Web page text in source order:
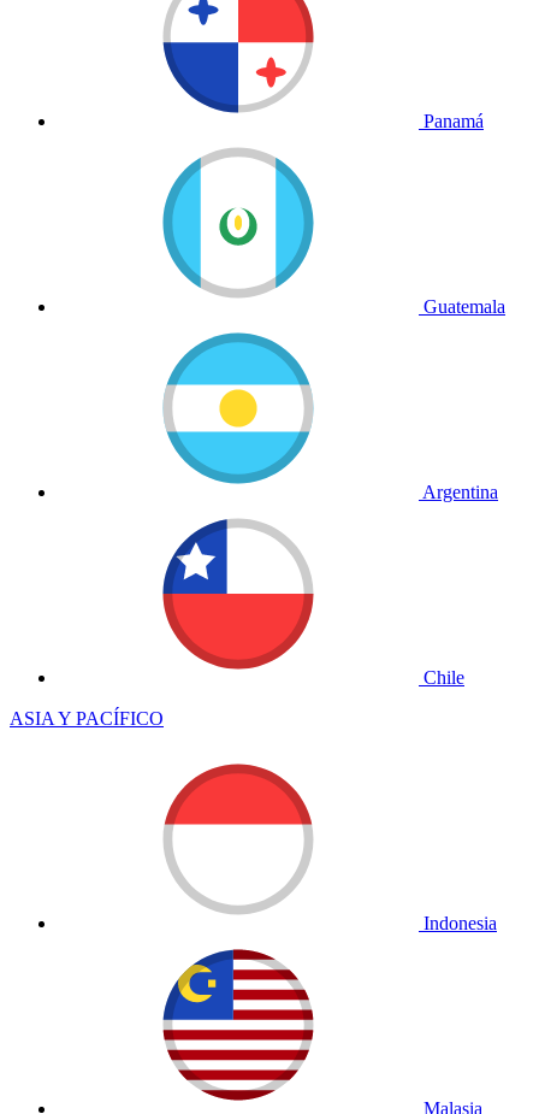
Panamá
Guatemala
Argentina
Chile
ASIA Y PACÍFICO
Indonesia
Malasia